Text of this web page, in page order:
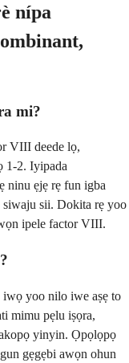
nípa
mi?
VIII deede lọ,
1-2. Iyipada
ninu ẹjẹ rẹ fun igba
siwaju sii. Dokita rẹ yoo
ipele factor VIII.
yoo nilo iwe aṣẹ to
mimu pẹlu iṣọra,
yinyin. Ọpọlọpọ
gẹgẹbi awọn ohun